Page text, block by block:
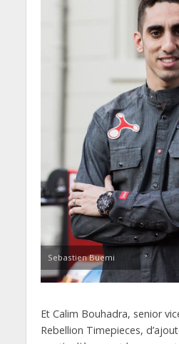
Sebastien Buemi
Et Calim Bouhadra, senior
Rebellion Timepieces,